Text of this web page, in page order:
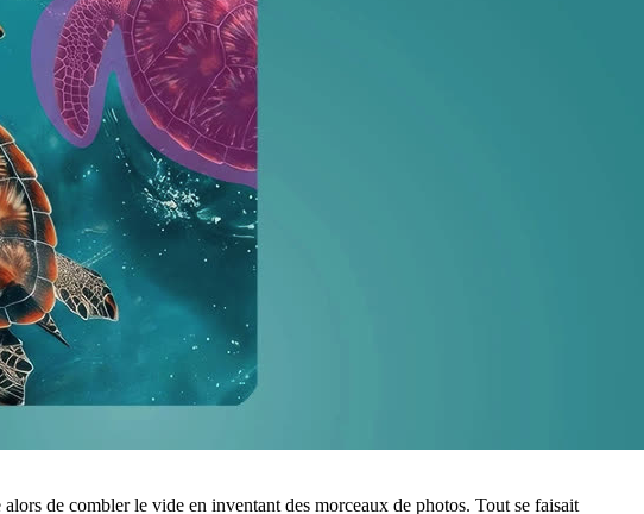
de combler le vide en inventant des morceaux de photos. Tout se faisait